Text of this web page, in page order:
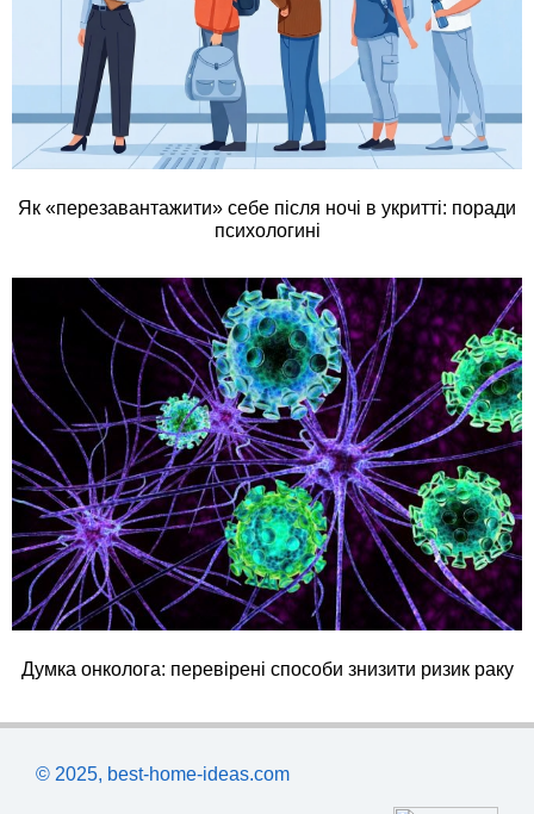
Як «перезавантажити» себе після ночі в укритті: поради
психологині
Думка онколога: перевірені способи знизити ризик раку
© 2025, best-home-ideas.com